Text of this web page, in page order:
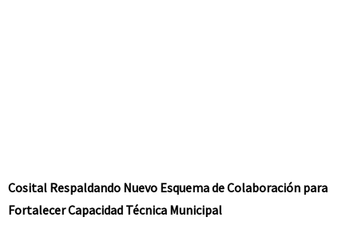
Cosital Respaldando Nuevo Esquema de Colaboración para
Fortalecer Capacidad Técnica Municipal